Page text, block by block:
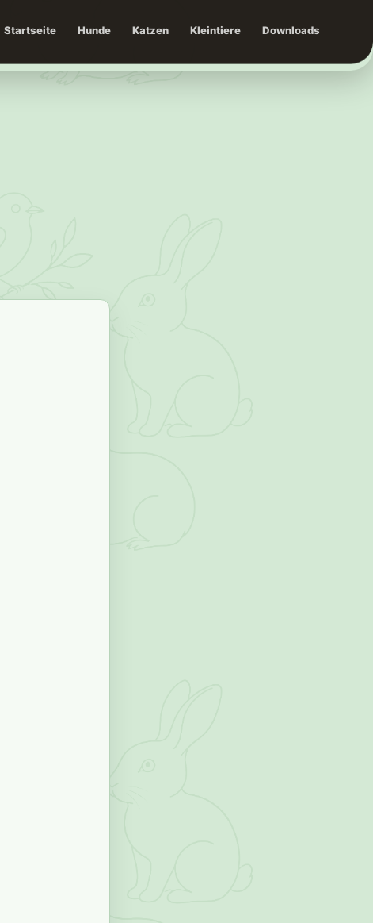
Startseite Hunde Katzen Kleintiere Downloads